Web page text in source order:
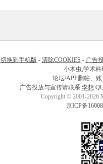
切换到手机版 - 清除COOKIES - 广告
小木虫,学术
论坛/APP删帖、账
广告投放与宣传请联系 李想
Copyright © 2001-2026
京ICP备